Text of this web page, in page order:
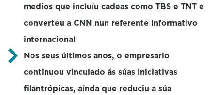
medios que incluíu cadeas como TBS e TNT e
converteu a CNN nun referente informativo
internacional
Nos seus últimos anos, o empresario
continuou vinculado ás súas iniciativas
filantrópicas, aínda que reduciu a súa